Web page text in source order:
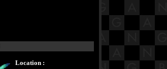
Location :